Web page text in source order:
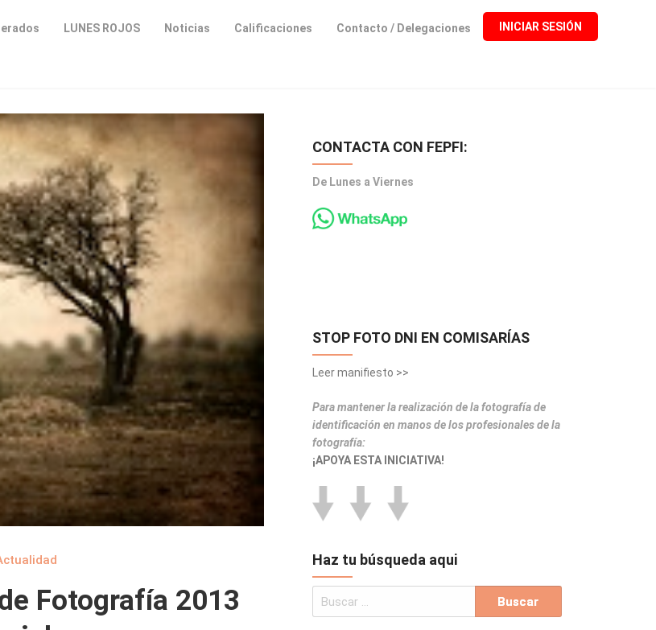
LUNES ROJOS Noticias Calificaciones Contacto / Delegaciones INICIAR SESIÓN
Fotografía 2013
CONTACTA CON FEPFI:
De Lunes a Viernes
STOP FOTO DNI EN COMISARÍAS
Leer manifiesto >>
Para mantener la realización de la fotografía de
identificación en manos de los profesionales de la
fotografía:
¡APOYA ESTA INICIATIVA!
Haz tu búsqueda aqui